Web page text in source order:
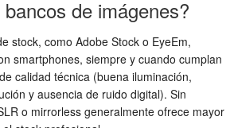
de imágenes?
stock, como Adobe Stock o EyeEm,
smartphones, siempre y cuando cumplan
calidad técnica (buena iluminación,
y ausencia de ruido digital). Sin
o mirrorless generalmente ofrece mayor